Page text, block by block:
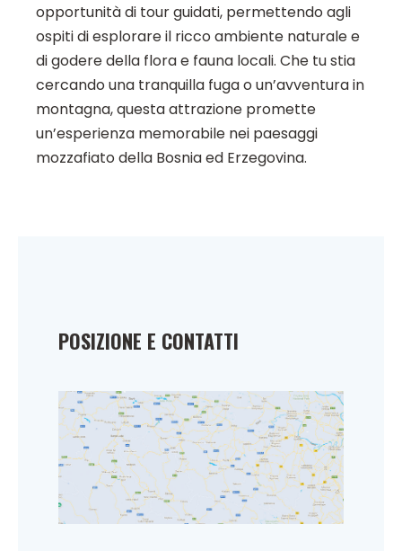
opportunità di tour guidati, permettendo agli
ospiti di esplorare il ricco ambiente naturale e
di godere della flora e fauna locali. Che tu stia
cercando una tranquilla fuga o un’avventura in
montagna, questa attrazione promette
un’esperienza memorabile nei paesaggi
mozzafiato della Bosnia ed Erzegovina.
POSIZIONE E CONTATTI